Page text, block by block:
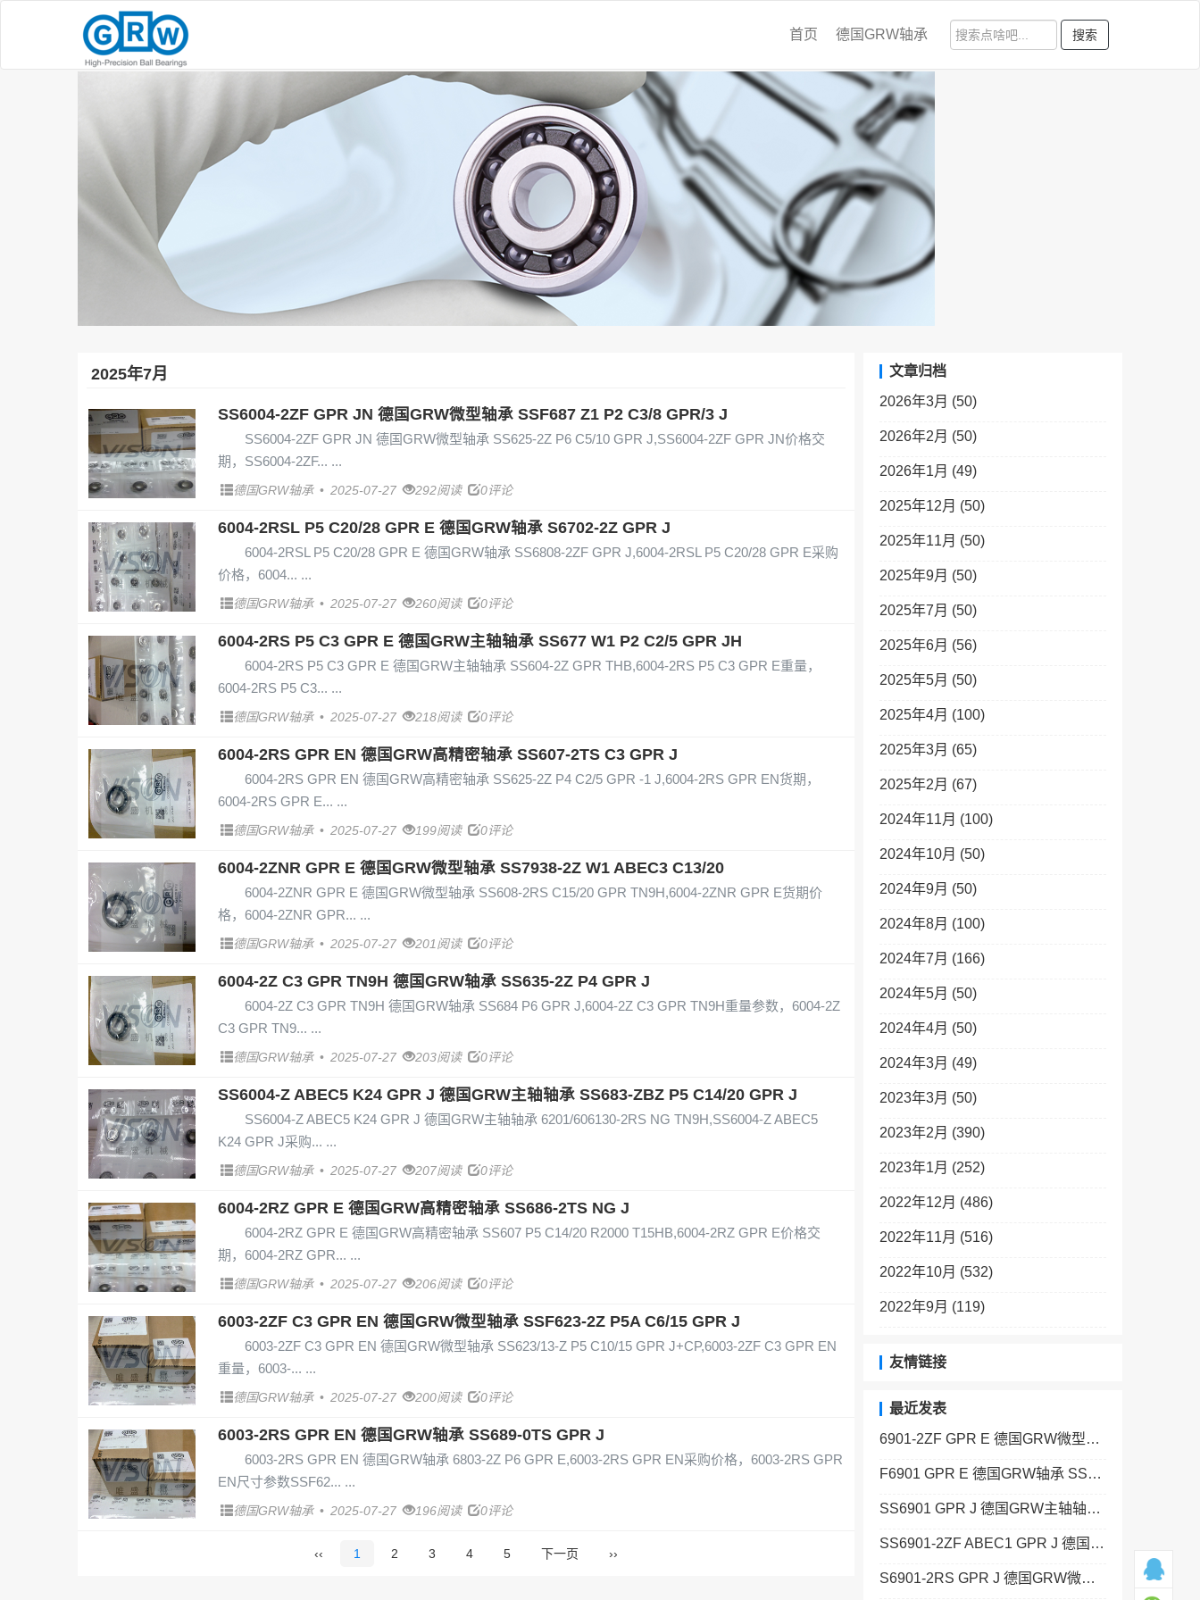
搜索
首页 德国GRW轴承
2025年7月
SS6004-2ZF GPR JN 德国GRW微型轴承 SSF687 Z1 P2 C3/8 GPR/3 J
SS6004-2ZF GPR JN 德国GRW微型轴承 SS625-2Z P6 C5/10 GPR J,SS6004-2ZF GPR JN价格交
期，SS6004-2ZF...
德国GRW轴承 • 2025-07-27 292阅读 0评论
6004-2RSL P5 C20/28 GPR E 德国GRW轴承 S6702-2Z GPR J
6004-2RSL P5 C20/28 GPR E 德国GRW轴承 SS6808-2ZF GPR J,6004-2RSL P5 C20/28 GPR E采购
价格，6004...
德国GRW轴承 • 2025-07-27 260阅读 0评论
6004-2RS P5 C3 GPR E 德国GRW主轴轴承 SS677 W1 P2 C2/5 GPR JH
6004-2RS P5 C3 GPR E 德国GRW主轴轴承 SS604-2Z GPR THB,6004-2RS P5 C3 GPR E重量，
6004-2RS P5 C3...
德国GRW轴承 • 2025-07-27 218阅读 0评论
6004-2RS GPR EN 德国GRW高精密轴承 SS607-2TS C3 GPR J
6004-2RS GPR EN 德国GRW高精密轴承 SS625-2Z P4 C2/5 GPR -1 J,6004-2RS GPR EN货期，
6004-2RS GPR E...
德国GRW轴承 • 2025-07-27 199阅读 0评论
6004-2ZNR GPR E 德国GRW微型轴承 SS7938-2Z W1 ABEC3 C13/20
6004-2ZNR GPR E 德国GRW微型轴承 SS608-2RS C15/20 GPR TN9H,6004-2ZNR GPR E货期价
格，6004-2ZNR GPR...
德国GRW轴承 • 2025-07-27 201阅读 0评论
6004-2Z C3 GPR TN9H 德国GRW轴承 SS635-2Z P4 GPR J
6004-2Z C3 GPR TN9H 德国GRW轴承 SS684 P6 GPR J,6004-2Z C3 GPR TN9H重量参数，6004-2Z
C3 GPR TN9...
德国GRW轴承 • 2025-07-27 203阅读 0评论
SS6004-Z ABEC5 K24 GPR J 德国GRW主轴轴承 SS683-ZBZ P5 C14/20 GPR J
SS6004-Z ABEC5 K24 GPR J 德国GRW主轴轴承 6201/606130-2RS NG TN9H,SS6004-Z ABEC5
K24 GPR J采购...
德国GRW轴承 • 2025-07-27 207阅读 0评论
6004-2RZ GPR E 德国GRW高精密轴承 SS686-2TS NG J
6004-2RZ GPR E 德国GRW高精密轴承 SS607 P5 C14/20 R2000 T15HB,6004-2RZ GPR E价格交
期，6004-2RZ GPR...
德国GRW轴承 • 2025-07-27 206阅读 0评论
6003-2ZF C3 GPR EN 德国GRW微型轴承 SSF623-2Z P5A C6/15 GPR J
6003-2ZF C3 GPR EN 德国GRW微型轴承 SS623/13-Z P5 C10/15 GPR J+CP,6003-2ZF C3 GPR EN
重量，6003-...
德国GRW轴承 • 2025-07-27 200阅读 0评论
6003-2RS GPR EN 德国GRW轴承 SS689-0TS GPR J
6003-2RS GPR EN 德国GRW轴承 6803-2Z P6 GPR E,6003-2RS GPR EN采购价格，6003-2RS GPR
EN尺寸参数SSF62...
德国GRW轴承 • 2025-07-27 196阅读 0评论
‹‹ 1 2 3 4 5 下一页 ››
文章归档
2026年3月 (50)
2026年2月 (50)
2026年1月 (49)
2025年12月 (50)
2025年11月 (50)
2025年9月 (50)
2025年7月 (50)
2025年6月 (56)
2025年5月 (50)
2025年4月 (100)
2025年3月 (65)
2025年2月 (67)
2024年11月 (100)
2024年10月 (50)
2024年9月 (50)
2024年8月 (100)
2024年7月 (166)
2024年5月 (50)
2024年4月 (50)
2024年3月 (49)
2023年3月 (50)
2023年2月 (390)
2023年1月 (252)
2022年12月 (486)
2022年11月 (516)
2022年10月 (532)
2022年9月 (119)
友情链接
最近发表
6901-2ZF GPR E 德国GRW微型轴承 SSF688-2Z ABEC5 K25 GPR J
F6901 GPR E 德国GRW轴承 SS693-2Z GPR J
SS6901 GPR J 德国GRW主轴轴承 129+KAF
SS6901-2ZF ABEC1 GPR J 德国GRW高精密轴承 SS681 C10/15 GPR J
S6901-2RS GPR J 德国GRW微型轴承 SS685 C14/20 GPR J